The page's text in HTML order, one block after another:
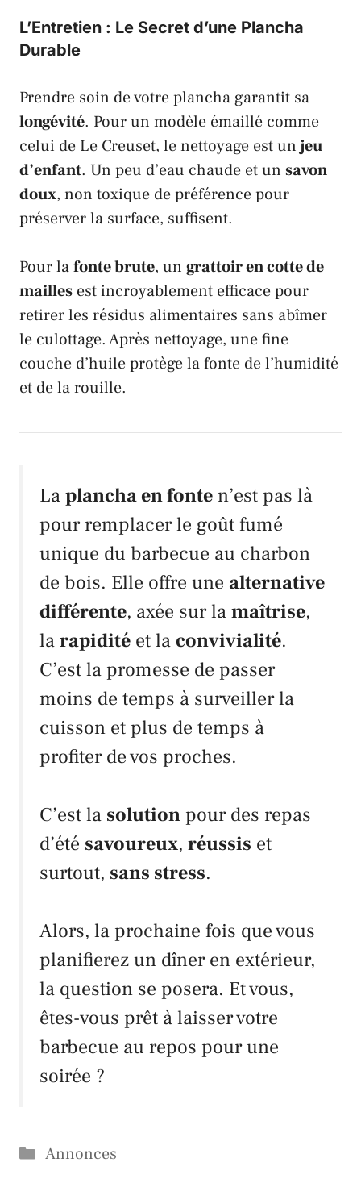
L’Entretien : Le Secret d’une Plancha
Durable
Prendre soin de votre plancha garantit sa
longévité. Pour un modèle émaillé comme
celui de Le Creuset, le nettoyage est un jeu
d’enfant. Un peu d’eau chaude et un savon
doux, non toxique de préférence pour
préserver la surface, suffisent.
Pour lafonte brute, un grattoir en cotte de
mailles est incroyablement efficace pour
retirer les résidus alimentaires sans abîmer
le culottage. Après nettoyage, une fine
couche d’huile protège la fonte de l’humidité
et de la rouille.
Laplancha en fonte n’est pas là
pour remplacer le goût fumé
unique du barbecue au charbon
de bois. Elle offre une alternative
différente, axée sur lamaîtrise,
larapidité et laconvivialité.
C’est la promesse de passer
moins de temps à surveiller la
cuisson et plus de temps à
profiter de vos proches.
C’est la solution pour des repas
d’été savoureux, réussis et
surtout, sans stress.
Alors, la prochaine fois que vous
planifierez un dîner en extérieur,
la question se posera. Et vous,
êtes-vous prêt à laisser votre
barbecue au repos pour une
soirée ?
Catégories
Annonces